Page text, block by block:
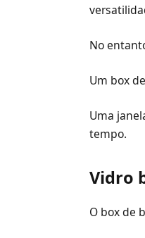
No
Um box
Uma
tempo.
Vidro
O box de